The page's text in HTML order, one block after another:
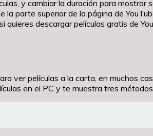
y cambiar la duración para mostrar
parte superior de la página de
descargar películas gratis de
ver películas a la carta, en muchos
en el PC y te muestra tres